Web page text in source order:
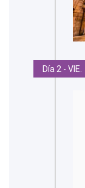
Día 2 - VIE.